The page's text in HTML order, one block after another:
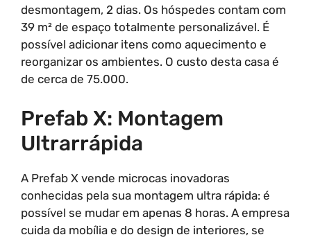
desmontagem, 2 dias. Os hóspedes contam com
39 m² de espaço totalmente personalizável. É
possível adicionar itens como aquecimento e
reorganizar os ambientes. O custo desta casa é
de cerca de 75.000.
Prefab X: Montagem
Ultrarrápida
A Prefab X vende microcas inovadoras
conhecidas pela sua montagem ultra rápida: é
possível se mudar em apenas 8 horas. A empresa
cuida da mobília e do design de interiores, se